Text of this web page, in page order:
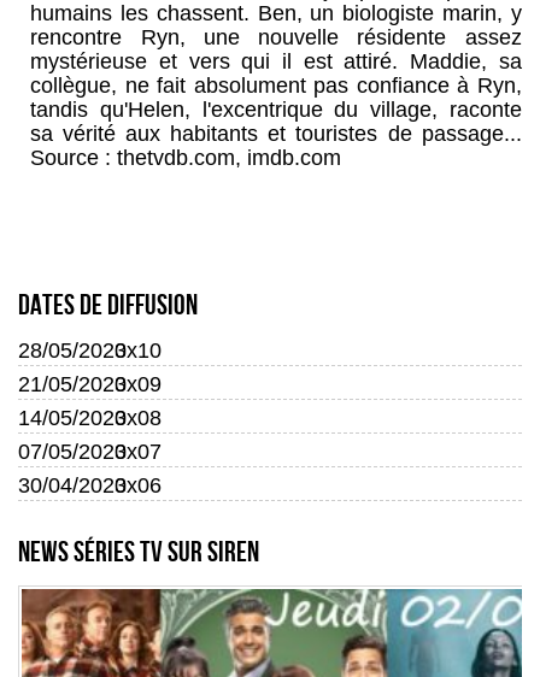
humains les chassent. Ben, un biologiste marin, y
rencontre Ryn, une nouvelle résidente assez
mystérieuse et vers qui il est attiré. Maddie, sa
collègue, ne fait absolument pas confiance à Ryn,
tandis qu'Helen, l'excentrique du village, raconte
sa vérité aux habitants et touristes de passage...
Source : thetvdb.com, imdb.com
Dates de diffusion
28/05/20203x10
21/05/20203x09
14/05/20203x08
07/05/20203x07
30/04/20203x06
News séries TV sur Siren